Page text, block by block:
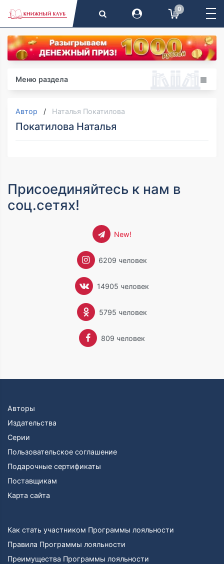
0
Меню раздела
Автор Наталья Покатилова
Покатилова Наталья
Присоединяйтесь к нам в
соц.сетях!
New!
6209 человек
14905 человек
5795 человек
809 человек
Авторы
Издательства
Серии
Пользовательское соглашение
Подарочные сертификаты
Поставщикам
Карта сайта
Как стать участником Программы лояльности
Правила Программы лояльности
Преимущества Программы лояльности